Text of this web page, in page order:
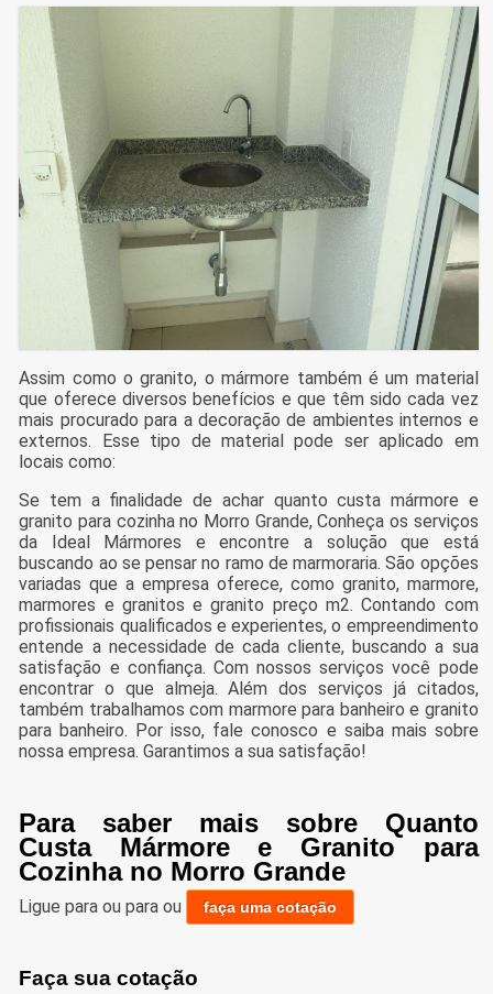
Assim como o granito, o mármore também é um material
que oferece diversos benefícios e que têm sido cada vez
mais procurado para a decoração de ambientes internos e
externos. Esse tipo de material pode ser aplicado em
locais como:
Se tem a finalidade de achar quanto custa mármore e
granito para cozinha no Morro Grande, Conheça os serviços
da Ideal Mármores e encontre a solução que está
buscando ao se pensar no ramo de marmoraria. São opções
variadas que a empresa oferece, como granito, marmore,
marmores e granitos e granito preço m2. Contando com
profissionais qualificados e experientes, o empreendimento
entende a necessidade de cada cliente, buscando a sua
satisfação e confiança. Com nossos serviços você pode
encontrar o que almeja. Além dos serviços já citados,
também trabalhamos com marmore para banheiro e granito
para banheiro. Por isso, fale conosco e saiba mais sobre
nossa empresa. Garantimos a sua satisfação!
Para saber mais sobre Quanto
Custa Mármore e Granito para
Cozinha no Morro Grande
Ligue paraou paraou faça uma cotação
Faça sua cotação